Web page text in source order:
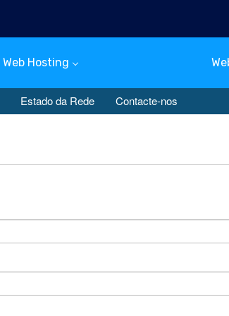
Web Hosting
Estado da Rede Contacte-nos